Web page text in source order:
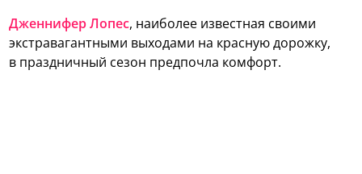
Дженнифер Лопес, наиболее известная своими
экстравагантными выходами на красную дорожку,
в праздничный сезон предпочла комфорт.